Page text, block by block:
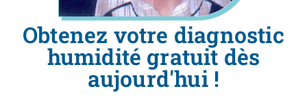
Obtenez votre diagnostic
humidité gratuit dès
aujourd'hui !